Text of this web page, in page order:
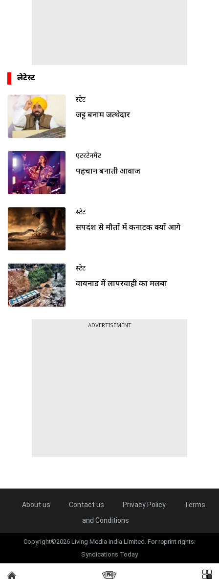
लेटेस्ट
स्टेट
जट्ट बनाम जत्थेदार
एंटरटेनमेंट
पहचान बनाती आवाज
स्टेट
सर्पदंश से मौतों में कर्नाटक क्यों आगे
स्टेट
वायनाड में लापरवाही का मलबा
ADVERTISEMENT
About us Contact us Privacy Policy
Terms
and Conditions
Copyright©2026 Living Media India Limited. For reprint rights:
Syndications Today